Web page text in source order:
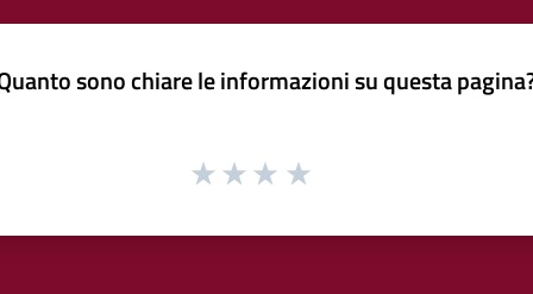
sono chiare le informazioni su questa